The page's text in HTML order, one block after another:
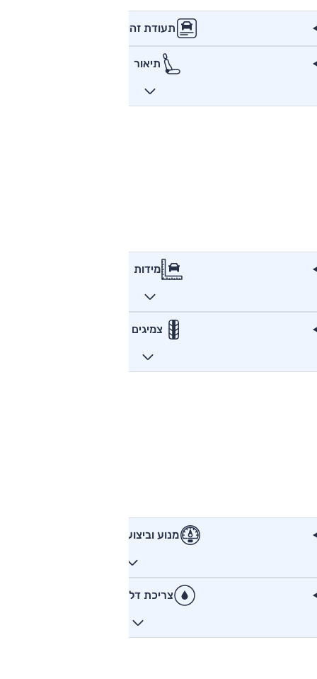
תעודת זהות
תיאור
מידות
צמיגים
מנוע וביצועים
צריכת דלק